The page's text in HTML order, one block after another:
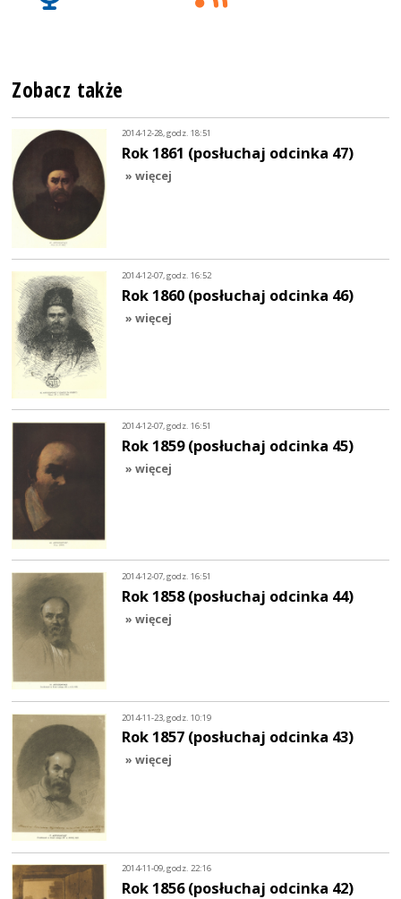
Zobacz także
2014-12-28, godz. 18:51
Rok 1861 (posłuchaj odcinka 47)
» więcej
2014-12-07, godz. 16:52
Rok 1860 (posłuchaj odcinka 46)
» więcej
2014-12-07, godz. 16:51
Rok 1859 (posłuchaj odcinka 45)
» więcej
2014-12-07, godz. 16:51
Rok 1858 (posłuchaj odcinka 44)
» więcej
2014-11-23, godz. 10:19
Rok 1857 (posłuchaj odcinka 43)
» więcej
2014-11-09, godz. 22:16
Rok 1856 (posłuchaj odcinka 42)